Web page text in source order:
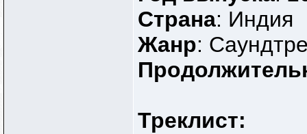
Страна: Индия
Жанр:
Треклист: